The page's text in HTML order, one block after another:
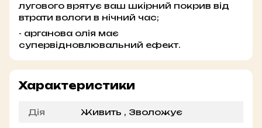
лугового врятує ваш шкірний покрив від
втрати вологи в нічний час;
- арганова олія має
супервідновлювальний ефект.
Характеристики
Дія Живить , Зволожує